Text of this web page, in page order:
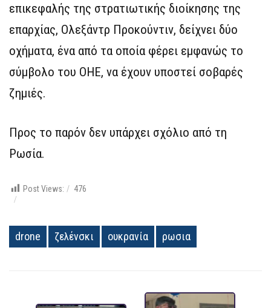
επικεφαλής της στρατιωτικής διοίκησης της
επαρχίας, Ολεξάντρ Προκούντιν, δείχνει δύο
οχήματα, ένα από τα οποία φέρει εμφανώς το
σύμβολο του ΟΗΕ, να έχουν υποστεί σοβαρές
ζημιές.
Προς το παρόν δεν υπάρχει σχόλιο από τη
Ρωσία.
Post Views: 476
drone ζελένσκι ουκρανία ρωσια